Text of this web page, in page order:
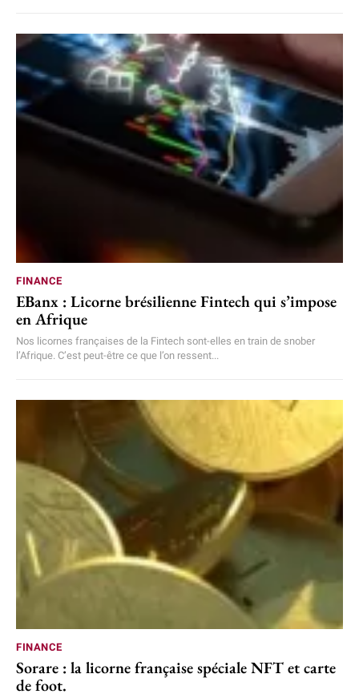
FINANCE
EBanx : Licorne brésilienne Fintech qui s’impose
en Afrique
Nos licornes françaises de la Fintech sont-elles en train de snober
l’Afrique. C’est peut-être ce que l’on ressent...
FINANCE
Sorare : la licorne française spéciale NFT et carte
de foot.